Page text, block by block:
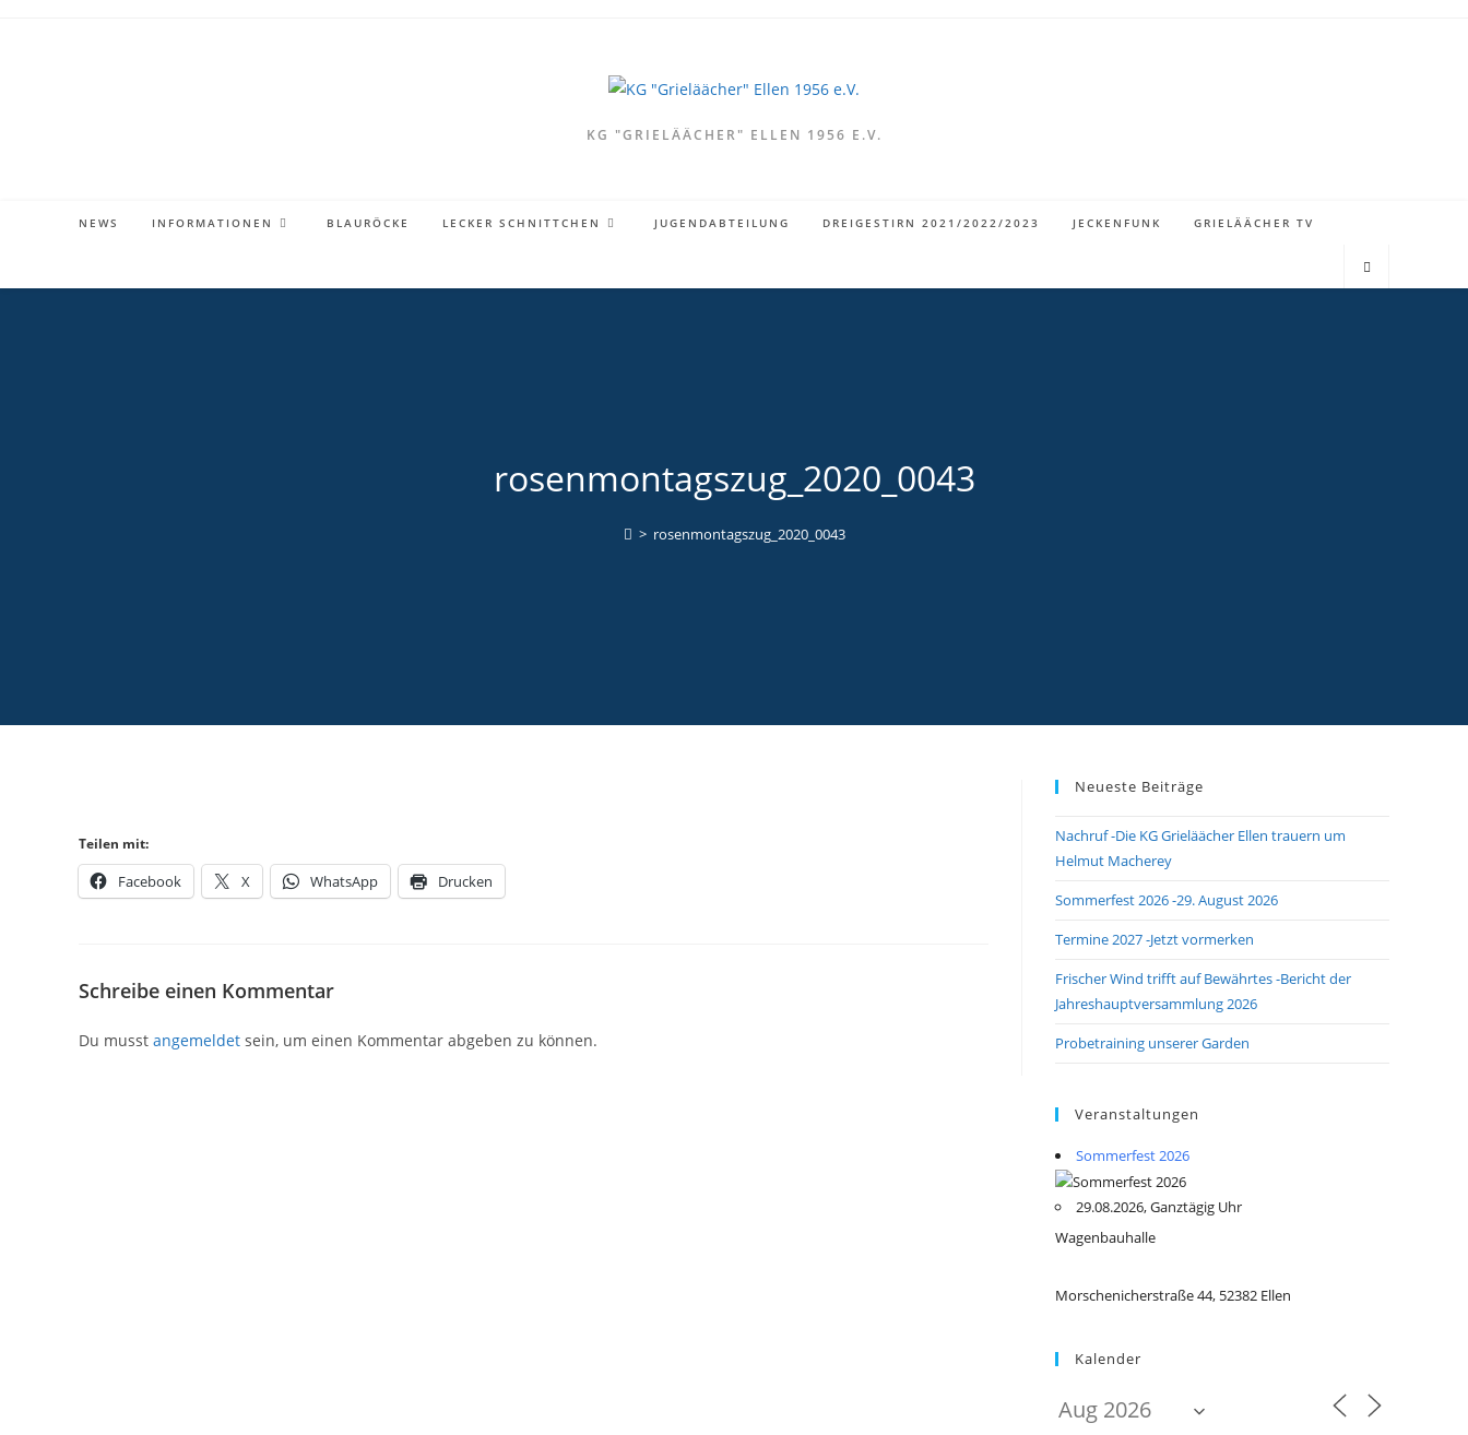
KG "GRIELÄÄCHER" ELLEN 1956 E.V.
NEWS INFORMATIONEN BLAURÖCKE LECKER SCHNITTCHEN JUGENDABTEILUNG DREIGESTIRN 2021/2022/2023 JECKENFUNK GRIELÄÄCHER TV
rosenmontagszug_2020_0043
> rosenmontagszug_2020_0043
Teilen mit:
Facebook X WhatsApp Drucken
Schreibe einen Kommentar
Du musst angemeldet sein, um einen Kommentar abgeben zu können.
Neueste Beiträge
Nachruf -Die KG Grieläächer Ellen trauern um
Helmut Macherey
Sommerfest 2026 -29. August 2026
Termine 2027 -Jetzt vormerken
Frischer Wind trifft auf Bewährtes -Bericht der
Jahreshauptversammlung 2026
Probetraining unserer Garden
Veranstaltungen
Sommerfest 2026
29.08.2026, Ganztägig Uhr
Wagenbauhalle
Morschenicherstraße 44, 52382 Ellen
Kalender